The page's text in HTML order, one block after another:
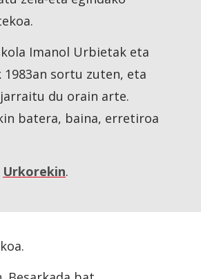
Imanol Urbietak eta
1983an sortu zuten, eta
jarraitu du orain arte.
batera, baina, erretiroa
Urkorekin.
.